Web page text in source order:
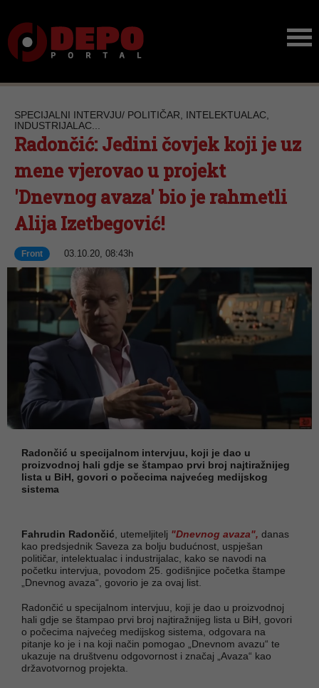
SPECIJALNI INTERVJU/ POLITIČAR, INTELEKTUALAC,
INDUSTRIJALAC...
Radončić: Jedini čovjek koji je uz
mene vjerovao u projekt
'Dnevnog avaza' bio je rahmetli
Alija Izetbegović!
Front 03.10.20, 08:43h
Radončić u specijalnom intervjuu, koji je dao u
proizvodnoj hali gdje se štampao prvi broj najtiražnijeg
lista u BiH, govori o počecima najvećeg medijskog
sistema
Fahrudin Radončić , utemeljitelj "Dnevnog avaza", danas
kao predsjednik Saveza za bolju budućnost, uspješan
političar, intelektualac i industrijalac, kako se navodi na
početku intervjua, povodom 25. godišnjice početka štampe
„Dnevnog avaza“, govorio je za ovaj list.
Radončić u specijalnom intervjuu, koji je dao u proizvodnoj
hali gdje se štampao prvi broj najtiražnijeg lista u BiH, govori
o počecima najvećeg medijskog sistema, odgovara na
pitanje ko je i na koji način pomogao „Dnevnom avazu“ te
ukazuje na društvenu odgovornost i značaj „Avaza“ kao
državotvornog projekta.